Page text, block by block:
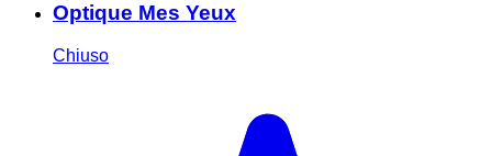
Optique Mes Yeux
Chiuso